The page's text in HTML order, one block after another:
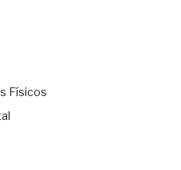
Físicos